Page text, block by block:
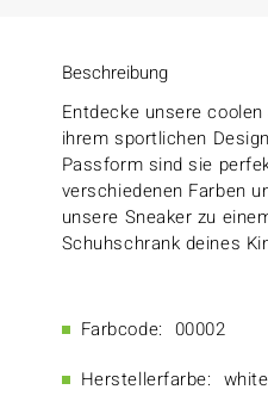
Beschreibung
Entdecke unsere
ihrem sportlichen
Passform sind sie
verschiedenen Farben
unsere Sneaker zu
Schuhschrank deines
Farbcode: 00002
Herstellerfarbe: white